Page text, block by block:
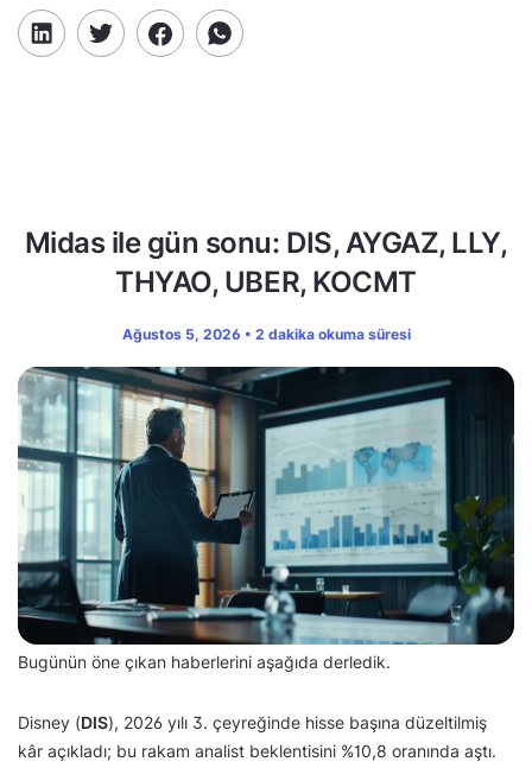
Midas ile gün sonu: DIS, AYGAZ, LLY,
THYAO, UBER, KOCMT
Ağustos 5, 2026 • 2 dakika okuma süresi
Bugünün öne çıkan haberlerini aşağıda derledik.
Disney (DIS), 2026 yılı 3. çeyreğinde hisse başına düzeltilmiş
kâr açıkladı; bu rakam analist beklentisini %10,8 oranında aştı.